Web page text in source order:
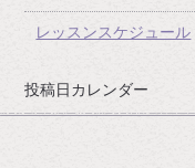
レッスンスケジュール
投稿日カレンダー